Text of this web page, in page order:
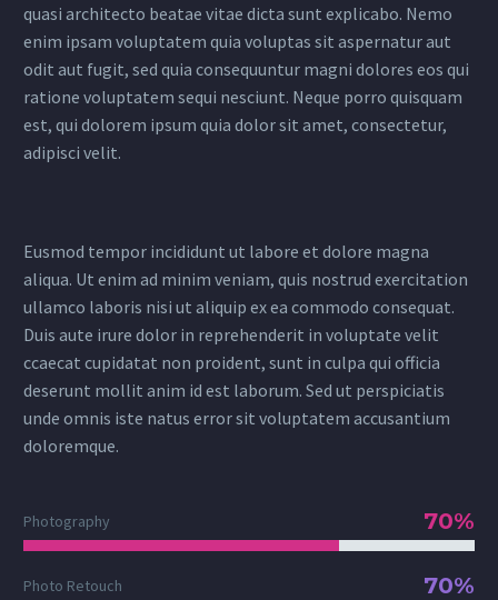
quasi architecto beatae vitae dicta sunt explicabo. Nemo
enim ipsam voluptatem quia voluptas sit aspernatur aut
odit aut fugit, sed quia consequuntur magni dolores eos qui
ratione voluptatem sequi nesciunt. Neque porro quisquam
est, qui dolorem ipsum quia dolor sit amet, consectetur,
adipisci velit.
Eusmod tempor incididunt ut labore et dolore magna
aliqua. Ut enim ad minim veniam, quis nostrud exercitation
ullamco laboris nisi ut aliquip ex ea commodo consequat.
Duis aute irure dolor in reprehenderit in voluptate velit
ccaecat cupidatat non proident, sunt in culpa qui officia
deserunt mollit anim id est laborum. Sed ut perspiciatis
unde omnis iste natus error sit voluptatem accusantium
doloremque.
Photography 70%
Photo Retouch 70%